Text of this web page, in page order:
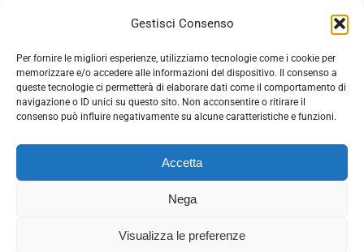
Gestisci Consenso
Per fornire le migliori esperienze, utilizziamo tecnologie come i cookie per
memorizzare e/o accedere alle informazioni del dispositivo. Il consenso a
queste tecnologie ci permetterà di elaborare dati come il comportamento di
navigazione o ID unici su questo sito. Non acconsentire o ritirare il
consenso può influire negativamente su alcune caratteristiche e funzioni.
Accetta
Nega
Visualizza le preferenze
© 2026 - Democrazia cristiana con Rotondi - C.F.